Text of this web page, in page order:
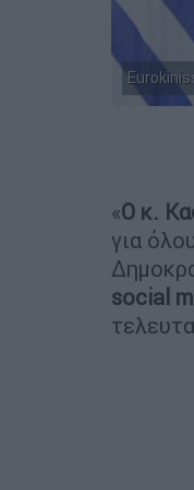
«Ο κ.
για
social